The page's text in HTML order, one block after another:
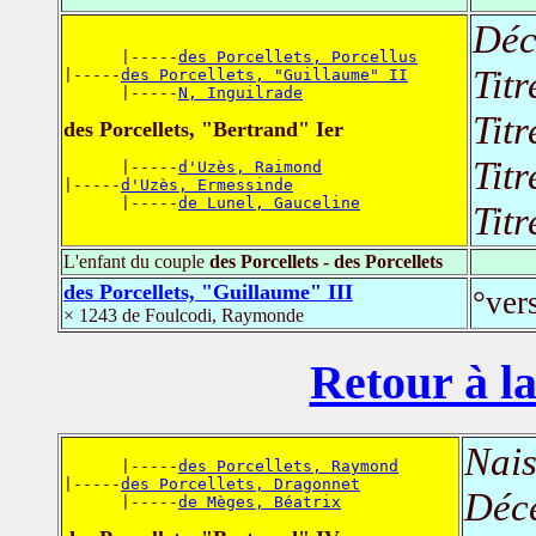
      |-----
des Porcellets, Porcellus
|-----des Porcellets, "Guillaume" II
      |-----
N, Inguilrade
des Porcellets, "Bertrand" Ier
      |-----
d'Uzès, Raimond
|-----d'Uzès, Ermessinde
      |-----
de Lunel, Gauceline
L'enfant du couple des Porcellets - des Porcellets
des Porcellets, "Guillaume" III
× 1243 de Foulcodi, Raymonde
Retour à
      |-----
des Porcellets, Raymond
|-----des Porcellets, Dragonnet
      |-----
de Mèges, Béatrix